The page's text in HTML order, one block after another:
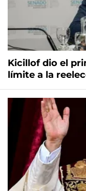
Kicillof dio el
límite a la